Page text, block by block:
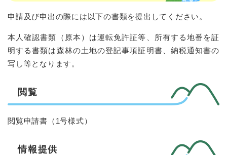
申請及び申出の際には以下の書類を提出してください。
本人確認書類（原本）は運転免許証等、所有する地番を証
明する書類は森林の土地の登記事項証明書、納税通知書の
写し等となります。
閲覧
閲覧申請書（1号様式）
情報提供